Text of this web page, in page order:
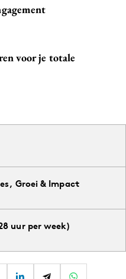
voor je totale
Groei & Impact
uur per week)